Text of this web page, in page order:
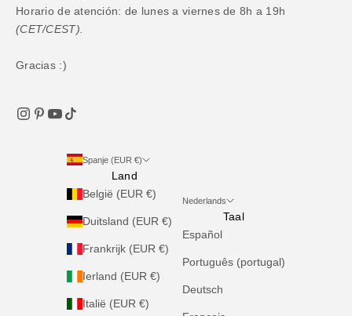
Horario de atención: de lunes a viernes de 8h a 19h
(CET/CEST).
Gracias :)
Spanje (EUR €)
Land
België (EUR €)
Duitsland (EUR €)
Frankrijk (EUR €)
Ierland (EUR €)
Italië (EUR €)
Nederlands
Taal
Español
Português (portugal)
Deutsch